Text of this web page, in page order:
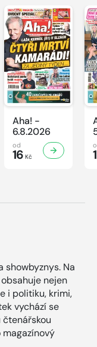
Aha! -
6.8.2026
od
16 Kč
showbyznys. Na
nejen
i politiku, krimi,
vychází se
magazínový